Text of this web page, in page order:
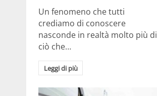
Un fenomeno che tutti
crediamo di conoscere
nasconde in realtà molto più di
ciò che…
Leggi di più